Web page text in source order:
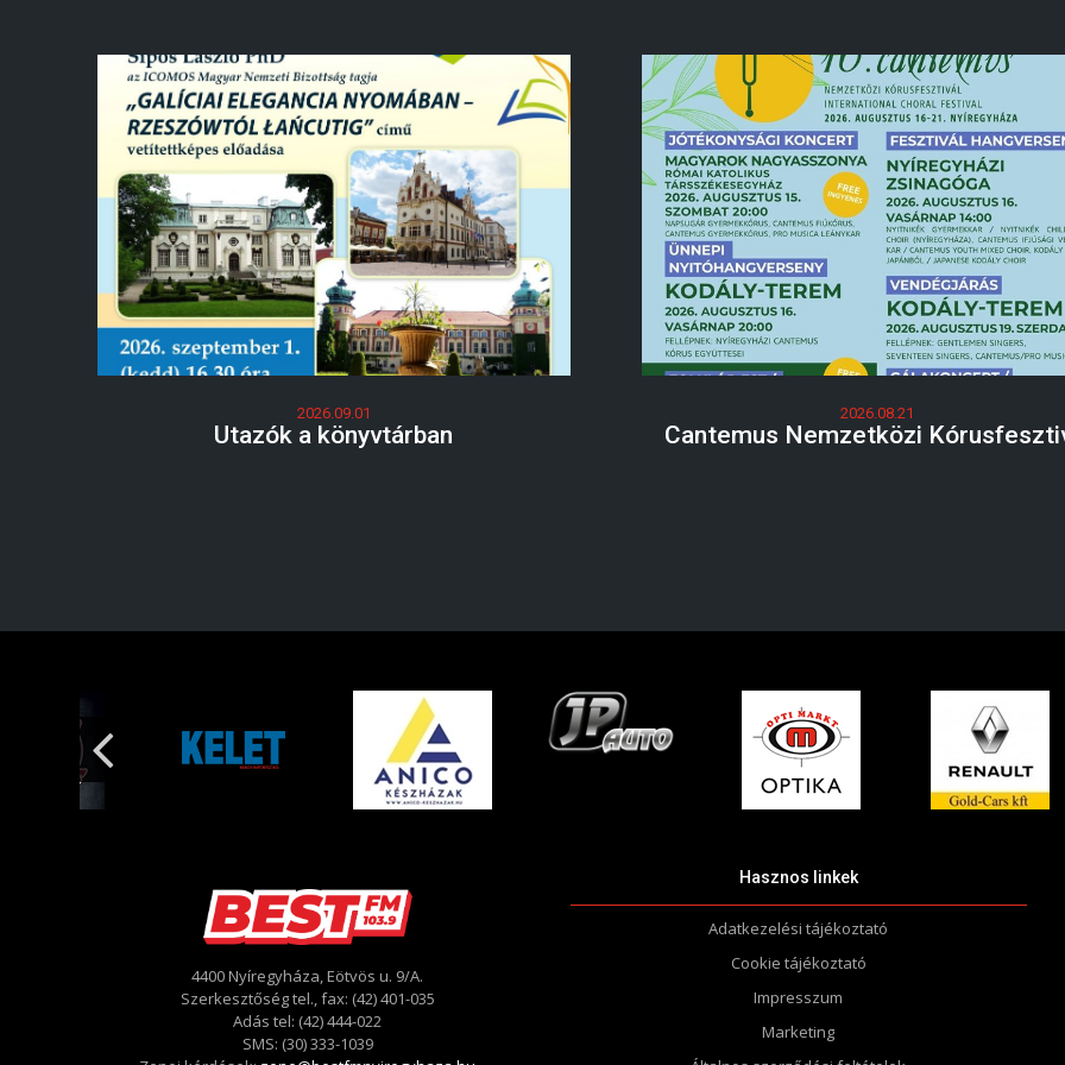
2026.09.01
Utazók a könyvtárban
2026.08.21
Cantemus Nemzetközi
4400 Nyíregyháza, Eötvös u. 9/A.
Szerkesztőség tel., fax: (42) 401-035
Adás tel: (42) 444-022
SMS: (30) 333-1039
Hasznos linkek
Adatkezelési tájékoztató
Cookie tájékoztató
Impresszum
Marketing